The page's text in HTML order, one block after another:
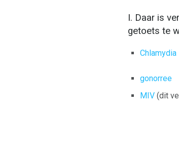
I. Daar is
getoets te
Chlamydia
gonorree
MIV (dit